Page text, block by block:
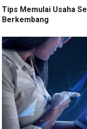
Tips Memulai Usaha
Berkembang